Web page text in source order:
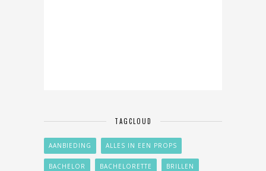
TAGCLOUD
AANBIEDING ALLES IN EEN PROPS
BACHELOR BACHELORETTE BRILLEN